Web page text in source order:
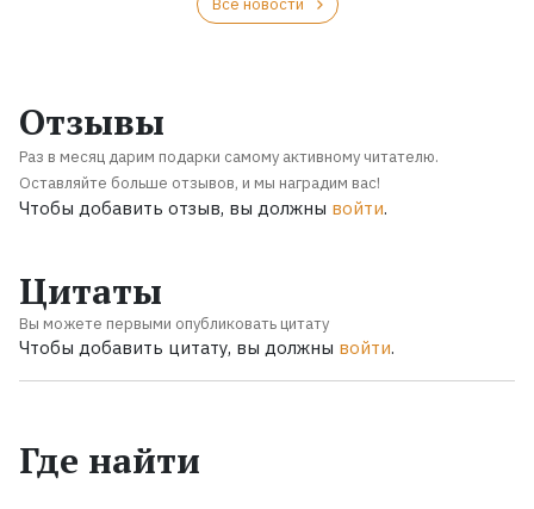
Отзывы
Раз в месяц дарим подарки самому активному читателю.
Оставляйте больше отзывов, и мы наградим вас!
Чтобы добавить отзыв, вы должны войти.
Цитаты
Вы можете первыми опубликовать цитату
Чтобы добавить цитату, вы должны войти.
Где найти